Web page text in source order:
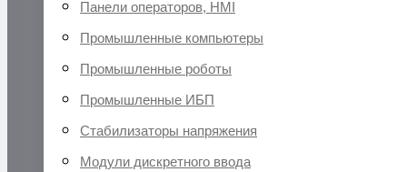
Панели операторов, HMI
Промышленные компьютеры
Промышленные роботы
Промышленные ИБП
Стабилизаторы напряжения
Модули дискретного ввода